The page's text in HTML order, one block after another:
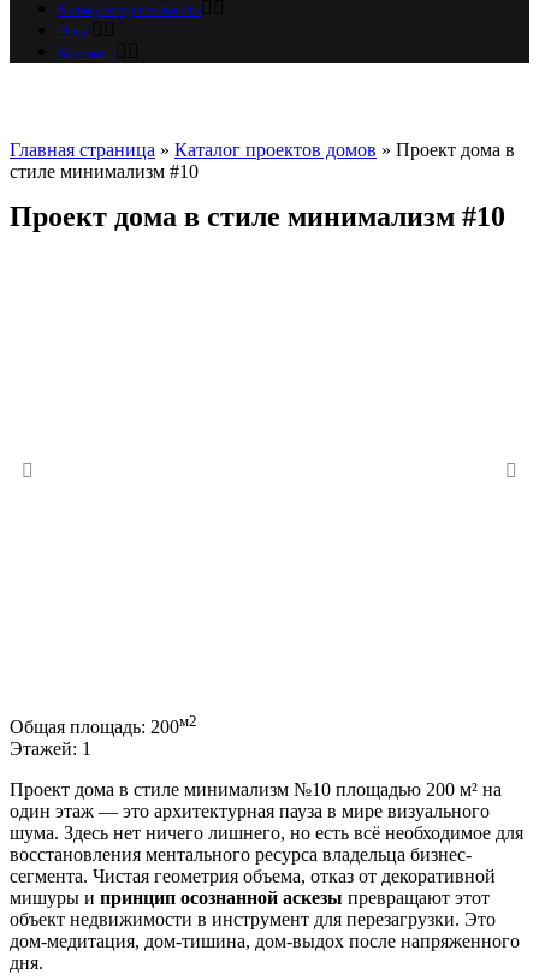
Калькулятор стоимости
О нас
Контакты
Главная страница » Каталог проектов домов » Проект дома в
стиле минимализм #10
Проект дома в стиле минимализм #10
Общая площадь: 200м2
Этажей: 1
Проект дома в стиле минимализм №10 площадью 200 м² на
один этаж — это архитектурная пауза в мире визуального
шума. Здесь нет ничего лишнего, но есть всё необходимое для
восстановления ментального ресурса владельца бизнес-
сегмента. Чистая геометрия объема, отказ от декоративной
мишуры и принцип осознанной аскезы превращают этот
объект недвижимости в инструмент для перезагрузки. Это
дом-медитация, дом-тишина, дом-выдох после напряженного
дня.